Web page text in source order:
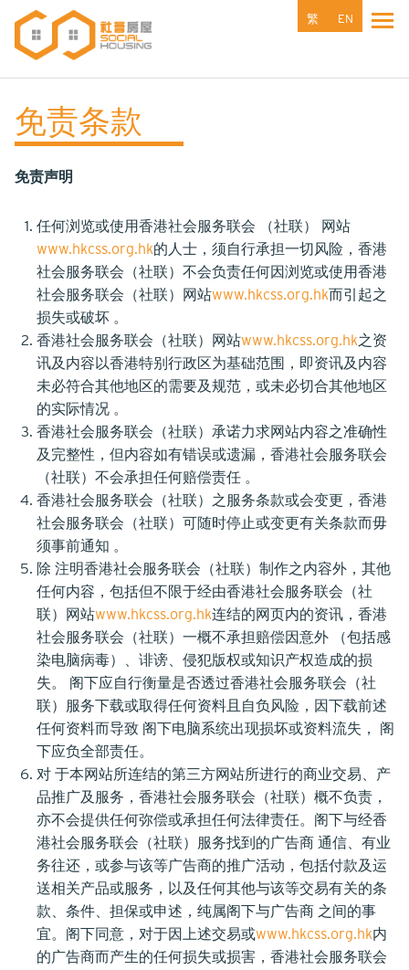
主
繁 EN
免责条款
免责声明
任何浏览或使用香港社会服务联会 （社联） 网站
www.hkcss.org.hk的人士，须自行承担一切风险，香港
社会服务联会（社联）不会负责任何因浏览或使用香港
社会服务联会（社联）网站www.hkcss.org.hk而引起之
损失或破坏 。
香港社会服务联会（社联）网站www.hkcss.org.hk之资
讯及内容以香港特别行政区为基础范围，即资讯及内容
未必符合其他地区的需要及规范，或未必切合其他地区
的实际情况 。
香港社会服务联会（社联）承诺力求网站内容之准确性
及完整性，但内容如有错误或遗漏，香港社会服务联会
（社联）不会承担任何赔偿责任 。
香港社会服务联会（社联）之服务条款或会变更，香港
社会服务联会（社联）可随时停止或变更有关条款而毋
须事前通知 。
除 注明香港社会服务联会（社联）制作之内容外，其他
任何内容，包括但不限于经由香港社会服务联会（社
联）网站www.hkcss.org.hk连结的网页内的资讯，香港
社会服务联会（社联）一概不承担赔偿因意外 （包括感
染电脑病毒）、诽谤、侵犯版权或知识产权造成的损
失。 阁下应自行衡量是否透过香港社会服务联会（社
联）服务下载或取得任何资料且自负风险，因下载前述
任何资料而导致 阁下电脑系统出现损坏或资料流失， 阁
下应负全部责任。
对 于本网站所连结的第三方网站所进行的商业交易、产
品推广及服务，香港社会服务联会（社联）概不负责，
亦不会提供任何弥偿或承担任何法律责任。阁下与经香
港社会服务联会（社联）服务找到的广告商 通信、有业
务往还，或参与该等广告商的推广活动，包括付款及运
送相关产品或服务，以及任何其他与该等交易有关的条
款、条件、担保或申述，纯属阁下与广告商 之间的事
宜。阁下同意，对于因上述交易或www.hkcss.org.hk内
的广告商而产生的任何损失或损害，香港社会服务联会